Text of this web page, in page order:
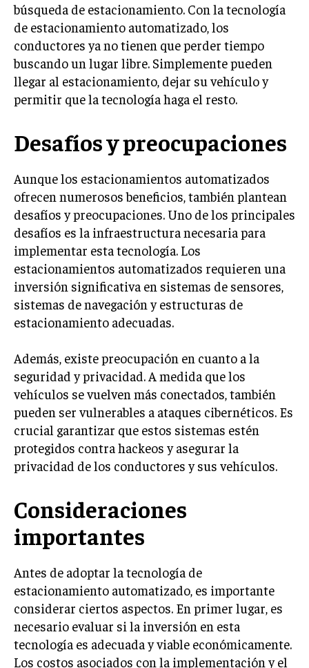
búsqueda de estacionamiento. Con la tecnología
de estacionamiento automatizado, los
conductores ya no tienen que perder tiempo
buscando un lugar libre. Simplemente pueden
llegar al estacionamiento, dejar su vehículo y
permitir que la tecnología haga el resto.
Desafíos y preocupaciones
Aunque los estacionamientos automatizados
ofrecen numerosos beneficios, también plantean
desafíos y preocupaciones. Uno de los principales
desafíos es la infraestructura necesaria para
implementar esta tecnología. Los
estacionamientos automatizados requieren una
inversión significativa en sistemas de sensores,
sistemas de navegación y estructuras de
estacionamiento adecuadas.
Además, existe preocupación en cuanto a la
seguridad y privacidad. A medida que los
vehículos se vuelven más conectados, también
pueden ser vulnerables a ataques cibernéticos. Es
crucial garantizar que estos sistemas estén
protegidos contra hackeos y asegurar la
privacidad de los conductores y sus vehículos.
Consideraciones
importantes
Antes de adoptar la tecnología de
estacionamiento automatizado, es importante
considerar ciertos aspectos. En primer lugar, es
necesario evaluar si la inversión en esta
tecnología es adecuada y viable económicamente.
Los costos asociados con la implementación y el